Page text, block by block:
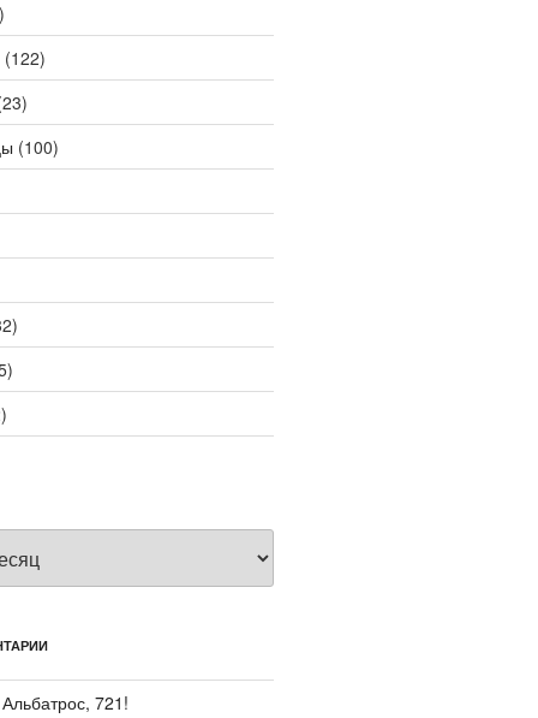
(122)
(100)
Альбатрос, 721!